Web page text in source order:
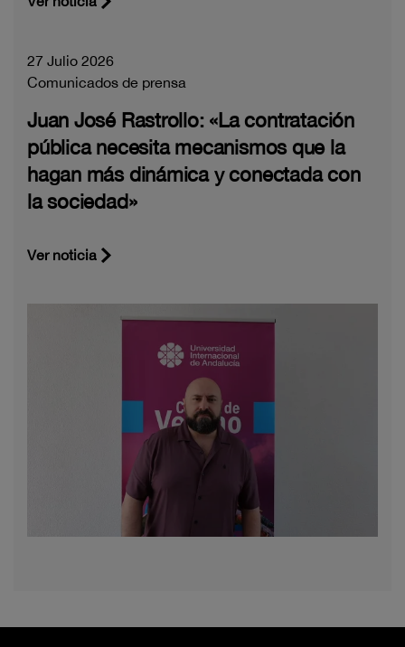
27 Julio 2026
Comunicados de prensa
Juan José Rastrollo: «La contratación
pública necesita mecanismos que la
hagan más dinámica y conectada con
la sociedad»
Ver noticia